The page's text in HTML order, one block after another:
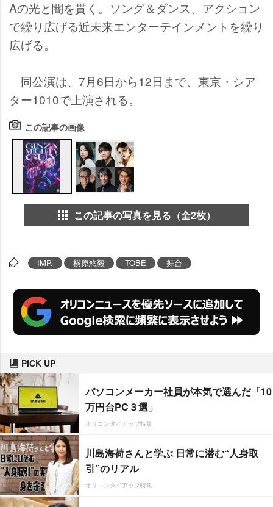
Aの光と闇を貫く。ソング＆ダンス、アクション
で繰り広げる近未来エンターテインメントを繰り
広げる。
同公演は、7月6日から12日まで、東京・シア
ター1010で上演される。
この記事の画像
この記事の写真を見る（全2枚）
IMP. 横原悠毅 TOBE 舞台
PICK UP
パソコンメーカー社員が本気で選んだ「10
万円台PC３選」
オリコンタイアップ特集
川島海荷さんと学ぶ 日常に潜む“人身取
引”のリアル
オリコンタイアップ特集